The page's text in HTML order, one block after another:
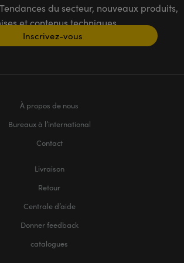
du secteur, nouveaux produits,
et contenus techniques
Inscrivez-vous
À propos de nous
Bureaux à l’international
Contact
Livraison
Retour
Centrale d’aide
Donner feedback
catalogues